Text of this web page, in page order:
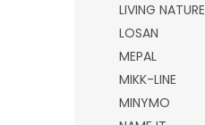
LIVING NATURE
LOSAN
MEPAL
MIKK-LINE
MINYMO